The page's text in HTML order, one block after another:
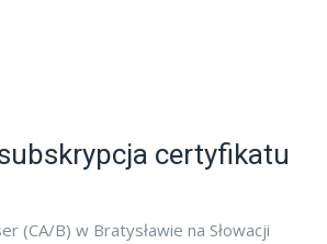
certyfikatu
(CA/B) w Bratysławie na Słowacji